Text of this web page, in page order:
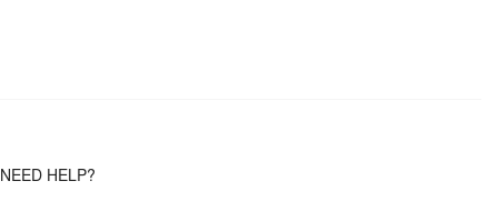
NEED HELP?